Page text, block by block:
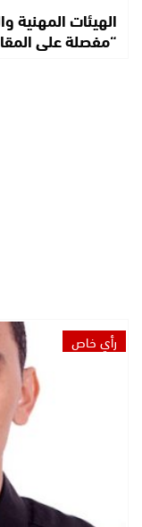
الهيئات المهنية
“مفصلة على
رأي خاص